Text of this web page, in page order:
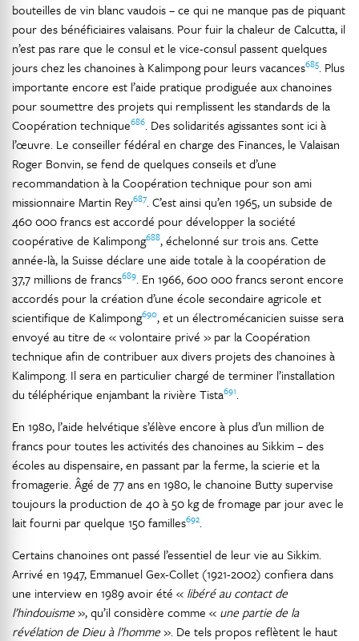
bouteilles de vin blanc vaudois – ce qui ne manque pas de piquant
pour des bénéficiaires valaisans. Pour fuir la chaleur de Calcutta, il
n’est pas rare que le consul et le vice-consul passent quelques
jours chez les chanoines à Kalimpong pour leurs vacances685. Plus
importante encore est l’aide pratique prodiguée aux chanoines
pour soumettre des projets qui remplissent les standards de la
Coopération technique686. Des solidarités agissantes sont ici à
l’œuvre. Le conseiller fédéral en charge des Finances, le Valaisan
Roger Bonvin, se fend de quelques conseils et d’une
recommandation à la Coopération technique pour son ami
missionnaire Martin Rey687. C’est ainsi qu’en 1965, un subside de
460 000 francs est accordé pour développer la société
coopérative de Kalimpong688, échelonné sur trois ans. Cette
année-là, la Suisse déclare une aide totale à la coopération de
37,7 millions de francs689. En 1966, 600 000 francs seront encore
accordés pour la création d’une école secondaire agricole et
scientifique de Kalimpong690, et un électromécanicien suisse sera
envoyé au titre de « volontaire privé » par la Coopération
technique afin de contribuer aux divers projets des chanoines à
Kalimpong. Il sera en particulier chargé de terminer l’installation
du téléphérique enjambant la rivière Tista691.
En 1980, l’aide helvétique s’élève encore à plus d’un million de
francs pour toutes les activités des chanoines au Sikkim – des
écoles au dispensaire, en passant par la ferme, la scierie et la
fromagerie. Âgé de 77 ans en 1980, le chanoine Butty supervise
toujours la production de 40 à 50 kg de fromage par jour avec le
lait fourni par quelque 150 familles692.
Certains chanoines ont passé l’essentiel de leur vie au Sikkim.
Arrivé en 1947, Emmanuel Gex-Collet (1921-2002) confiera dans
une interview en 1989 avoir été « libéré au contact de
l’hindouisme», qu’il considère comme « une partie de la
révélation de Dieu à l’homme». De tels propos reflètent le haut